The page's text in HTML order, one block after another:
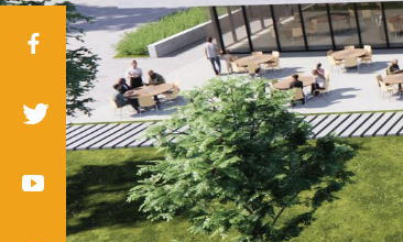
Facebook
Twitter
Youtube